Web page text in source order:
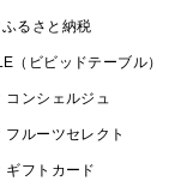
るさと納税
（ビビッドテーブル）
コンシェルジュ
フルーツセレクト
ギフトカード